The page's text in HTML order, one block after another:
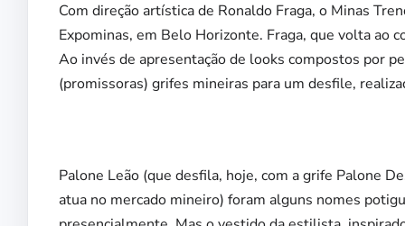
Com direção artística de Ronaldo Fraga, o Minas
Expominas, em Belo Horizonte. Fraga, que volta ao
Ao invés de apresentação de looks compostos por
(promissoras) grifes mineiras para um desfile,
Palone Leão (que desfila, hoje, com a grife Palone
atua no mercado mineiro) foram alguns nomes